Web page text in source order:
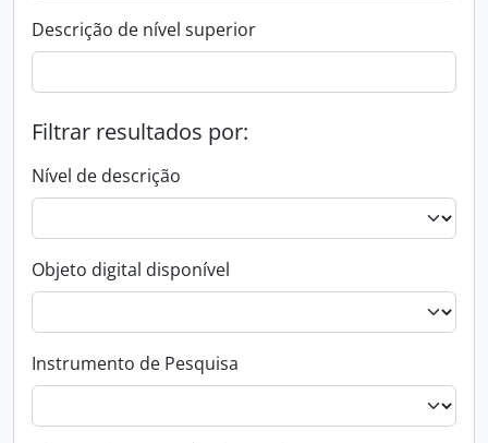
Descrição de nível superior
Filtrar resultados por:
Nível de descrição
Objeto digital disponível
Instrumento de Pesquisa